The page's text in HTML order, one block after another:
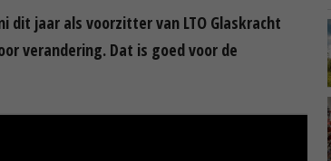
dit jaar als voorzitter van LTO Glaskracht
verandering. Dat is goed voor de